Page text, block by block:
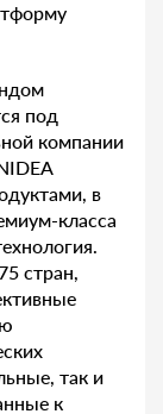
под
компании
в
класса
стран,
так и
к